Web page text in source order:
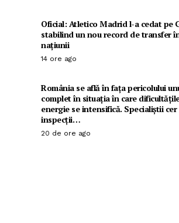
Oficial: Atletico Madrid l-a cedat pe
stabilind un nou record de transfer
națiunii
14 ore ago
România se află în fața pericolului
complet în situația în care
energie se intensifică. Specialiștii
inspecții…
20 de ore ago